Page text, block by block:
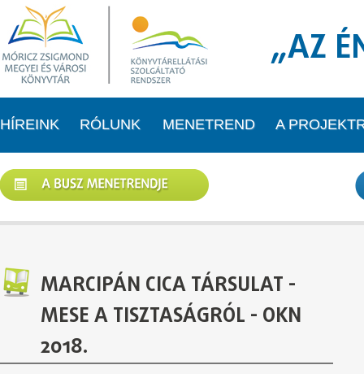
„AZ
HÍREINK RÓLUNK MENETREND A
MARCIPÁN CICA TÁRSULAT -
MESE A TISZTASÁGRÓL - OKN
2018.